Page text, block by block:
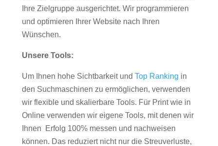
Ihre Zielgruppe ausgerichtet. Wir programmieren
und optimieren Ihrer Website nach Ihren
Wünschen.
Unsere Tools:
Um Ihnen hohe Sichtbarkeit und Top Ranking in
den Suchmaschinen zu ermöglichen, verwenden
wir flexible und skalierbare Tools. Für Print wie in
Online verwenden wir eigene Tools, mit denen wir
Ihnen Erfolg 100% messen und nachweisen
können. Das reduziert nicht nur die Streuverluste,